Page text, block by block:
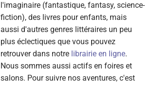
l'imaginaire (fantastique, fantasy, science-
fiction), des livres pour enfants, mais
aussi d'autres genres littéraires un peu
plus éclectiques que vous pouvez
retrouver dans notre librairie en ligne.
Nous sommes aussi actifs en foires et
salons. Pour suivre nos aventures, c'est